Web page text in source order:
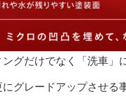
グだけでなく「洗車」
グレードアップさせる